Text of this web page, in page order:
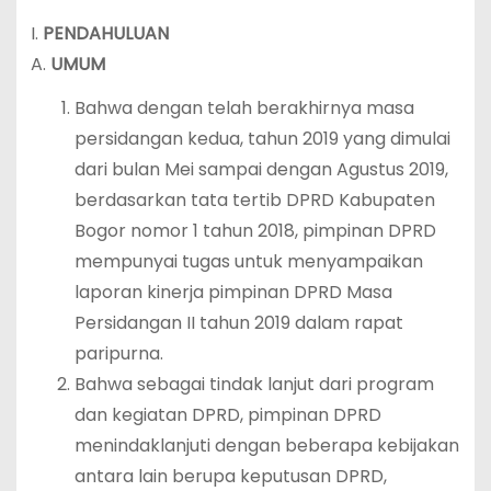
I. PENDAHULUAN
A. UMUM
Bahwa dengan telah berakhirnya masa
persidangan kedua, tahun 2019 yang dimulai
dari bulan Mei sampai dengan Agustus 2019,
berdasarkan tata tertib DPRD Kabupaten
Bogor nomor 1 tahun 2018, pimpinan DPRD
mempunyai tugas untuk menyampaikan
laporan kinerja pimpinan DPRD Masa
Persidangan II tahun 2019 dalam rapat
paripurna.
Bahwa sebagai tindak lanjut dari program
dan kegiatan DPRD, pimpinan DPRD
menindaklanjuti dengan beberapa kebijakan
antara lain berupa keputusan DPRD,